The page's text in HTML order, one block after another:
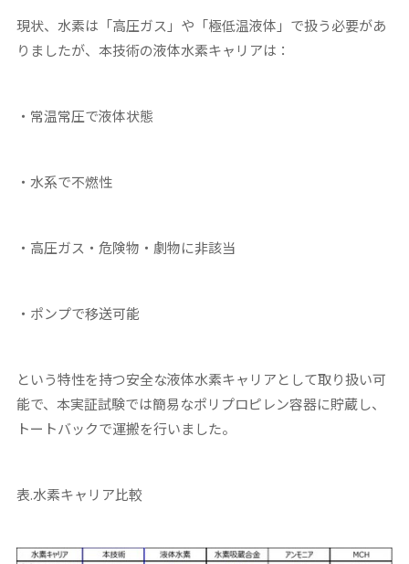
現状、水素は「高圧ガス」や「極低温液体」で扱う必要があ
りましたが、本技術の液体水素キャリアは：
・常温常圧で液体状態
・水系で不燃性
・高圧ガス・危険物・劇物に非該当
・ポンプで移送可能
という特性を持つ安全な液体水素キャリアとして取り扱い可
能で、本実証試験では簡易なポリプロピレン容器に貯蔵し、
トートバックで運搬を行いました。
表.水素キャリア比較